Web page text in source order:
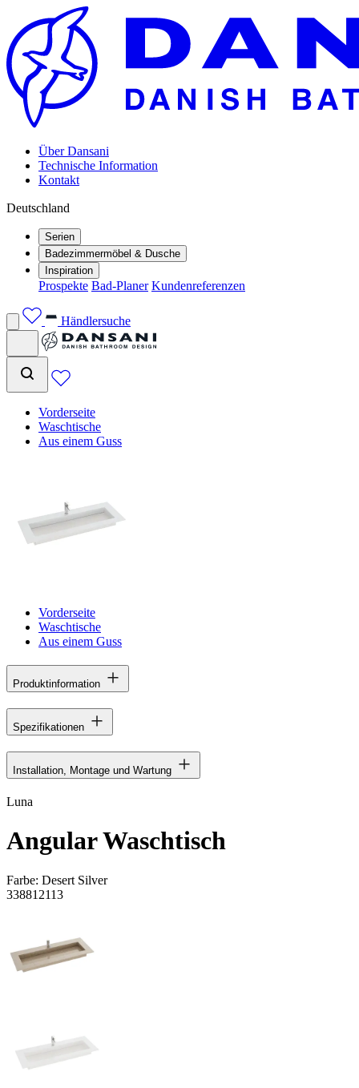
Über Dansani
Technische Information
Kontakt
Deutschland
Serien
Badezimmermöbel & Dusche
Inspiration
Prospekte Bad-Planer Kundenreferenzen
Händlersuche
Vorderseite
Waschtische
Aus einem Guss
Vorderseite
Waschtische
Aus einem Guss
Produktinformation
Spezifikationen
Installation, Montage und Wartung
Luna
Angular Waschtisch
Farbe: Desert Silver
338812113